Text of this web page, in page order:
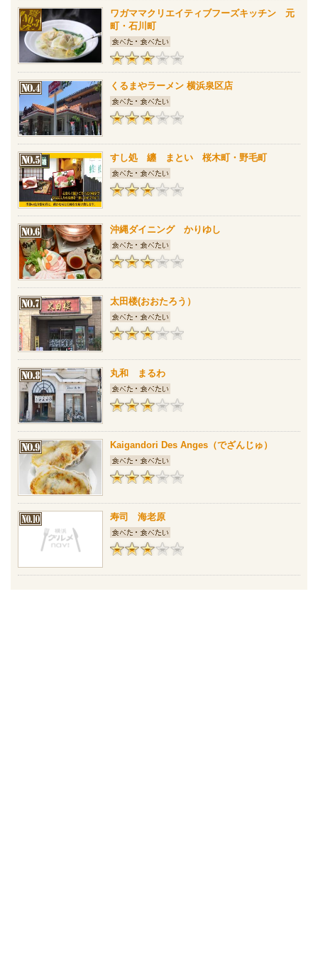
ワガママクリエイティブフーズキッチン 元
町・石川町
くるまやラーメン 横浜泉区店
すし処 纏 まとい 桜木町・野毛町
沖縄ダイニング かりゆし
太田楼(おおたろう）
丸和 まるわ
Kaigandori Des Anges（でざんじゅ）
寿司 海老原